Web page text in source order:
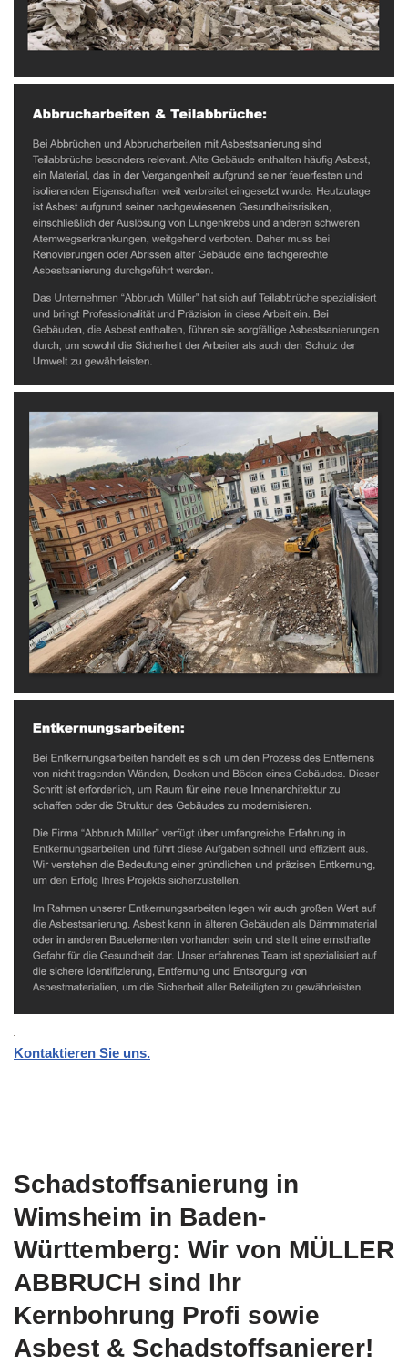
Kontaktieren Sie uns.
Schadstoffsanierung in
Wimsheim in Baden-
Württemberg: Wir von MÜLLER
ABBRUCH sind Ihr
Kernbohrung Profi sowie
Asbest & Schadstoffsanierer!